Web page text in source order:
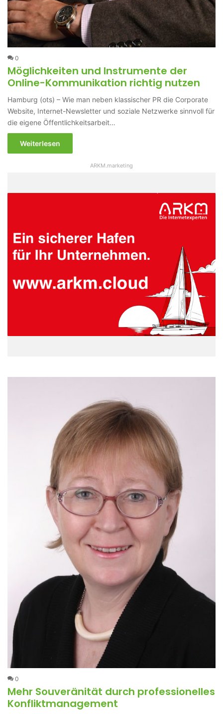
0
Möglichkeiten und Instrumente der
Online-Kommunikation richtig nutzen
Hamburg (ots) – Wie man neben klassischer PR die Corporate
Website, Internet-Newsletter und soziale Netzwerke sinnvoll für
die eigene Öffentlichkeitsarbeit…
Weiterlesen
ARKM.marketing
0
Mehr Souveränität durch professionelles
Konfliktmanagement